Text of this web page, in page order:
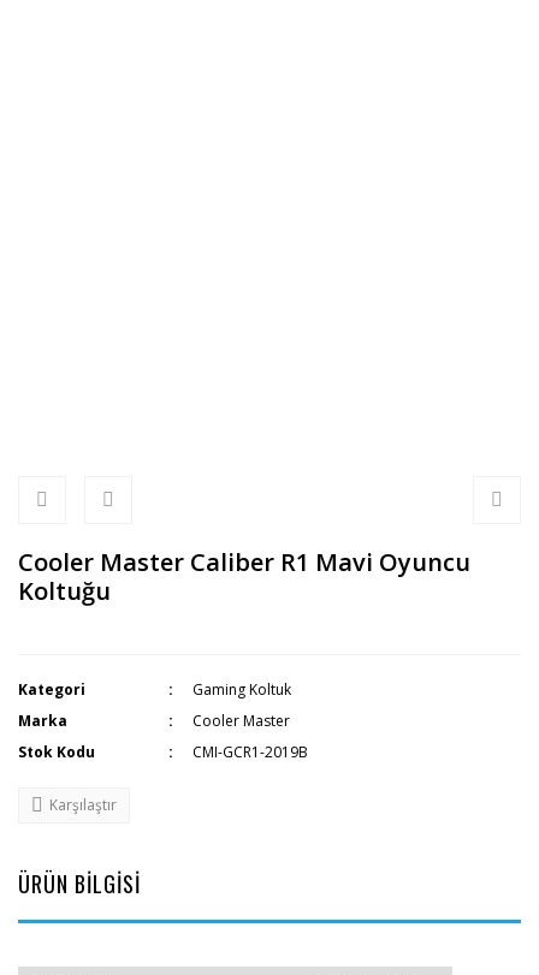
Cooler Master Caliber R1 Mavi Oyuncu
Koltuğu
Kategori
Gaming Koltuk
Marka
Cooler Master
Stok Kodu
CMI-GCR1-2019B
Karşılaştır
ÜRÜN BİLGİSİ